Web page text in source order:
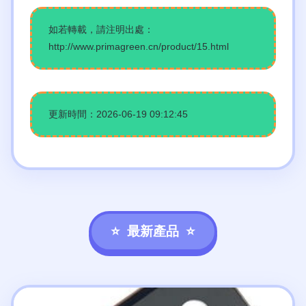
如若轉載，請注明出處：
http://www.primagreen.cn/product/15.html
更新時間：2026-06-19 09:12:45
最新產品